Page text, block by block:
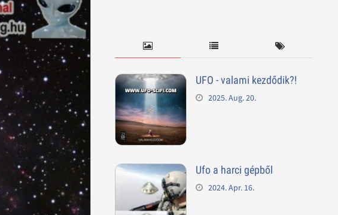
UFO - valami kezdődik?!
2025. Aug. 20.
Ufo a harci gépből
2024. Apr. 16.